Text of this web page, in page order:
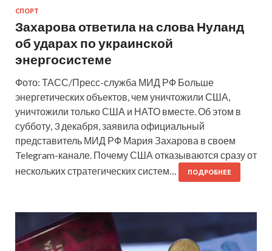
СПОРТ
Захарова ответила на слова Нуланд
об ударах по украинской
энергосистеме
Фото: ТАСС/Пресс-служба МИД РФ Больше
энергетических объектов, чем уничтожили США,
уничтожили только США и НАТО вместе. Об этом в
субботу, 3 декабря, заявила официальный
представитель МИД РФ Мария Захарова в своем
Telegram-канале. Почему США отказываются сразу от
нескольких стратегических систем…
ПОДРОБНЕЕ